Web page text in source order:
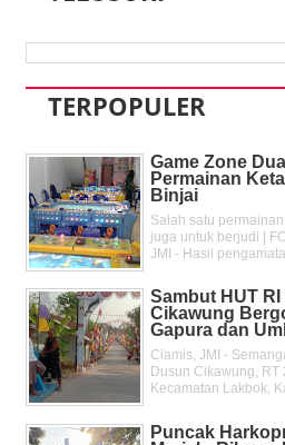
TERPOPULER
Game Zone
Permainan
Binjai
Salah satu
juga untuk berjudi |
JMI - Hasil
Sambut HUT
Cikawung
Gapura dan
Ciamis, JMI -
Dusun Cikawung, RT
Kecamatan Lakbok,
Puncak